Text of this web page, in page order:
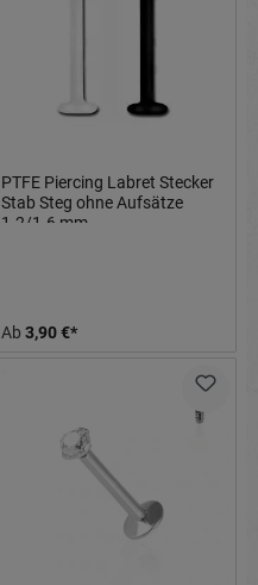
PTFE Piercing Labret Stecker
Stab Steg ohne Aufsätze
1.2/1.6 mm
Ab 3,90 €*